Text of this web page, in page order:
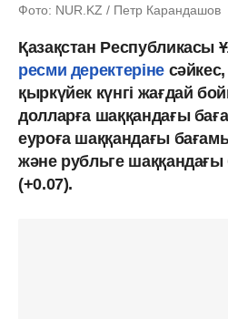
Фото: NUR.KZ / Петр Карандашов
Қазақстан Республикасы
ресми деректеріне
қыркүйек күнгі жағдай
долларға шаққандағы
еуроға шаққандағы
және рубльге
(+0.07).